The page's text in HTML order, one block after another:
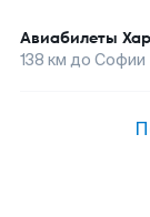
Авиабилеты
138 км до Софии